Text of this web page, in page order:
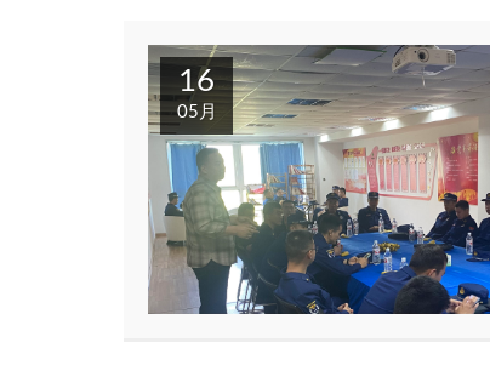
16
05月